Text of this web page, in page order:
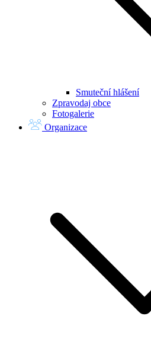
Smuteční hlášení
Zpravodaj obce
Fotogalerie
Organizace